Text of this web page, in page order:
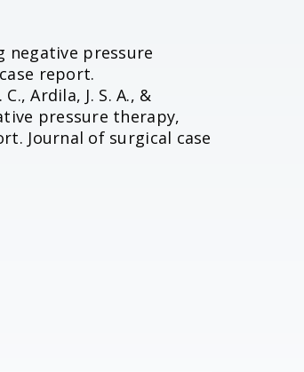
negative pressure
report.
Ardila, J. S. A., &
pressure therapy,
Journal of surgical case